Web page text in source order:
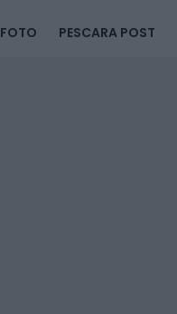
FOTO PESCARA POST